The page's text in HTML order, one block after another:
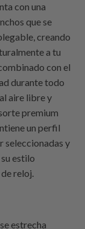
con una
que se
creando
a tu
con el
durante todo
aire libre y
premium
un perfil
seleccionadas y
estilo
reloj.
estrecha